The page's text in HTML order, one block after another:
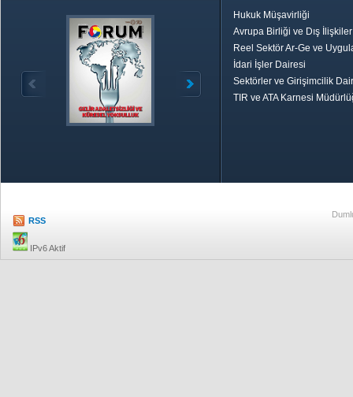
Hukuk Müşavirliği
Avrupa Birliği ve Dış
Reel Sektör Ar-Ge ve
İdari İşler Dairesi
Sektörler ve Girişimcilik
TIR ve ATA Karnesi
RSS
IPv6 Aktif